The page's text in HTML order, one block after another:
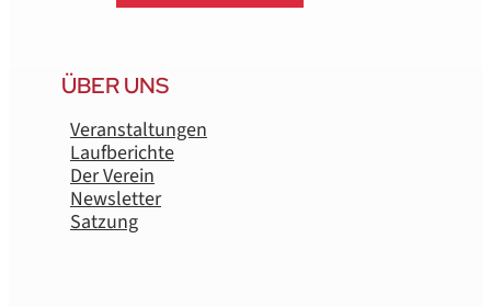
ÜBER UNS
Veranstaltungen
Laufberichte
Der Verein
Newsletter
Satzung